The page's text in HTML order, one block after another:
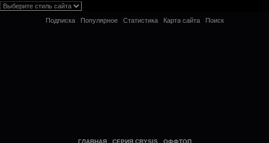
Подписка Популярное Статистика Карта сайта Поиск
ГЛАВНАЯ СЕРИЯ CRYSIS ОФФТОП